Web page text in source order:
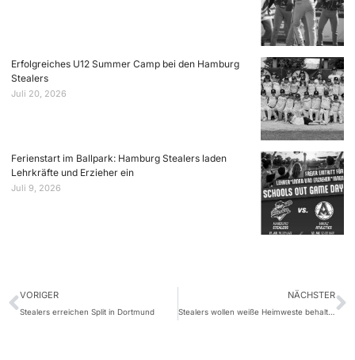
Erfolgreiches U12 Summer Camp bei den Hamburg
Stealers
Juli 20, 2026
Ferienstart im Ballpark: Hamburg Stealers laden
Lehrkräfte und Erzieher ein
Juli 9, 2026
VORIGER
Stealers erreichen Split in Dortmund
NÄCHSTER
Stealers wollen weiße Heimweste behalten